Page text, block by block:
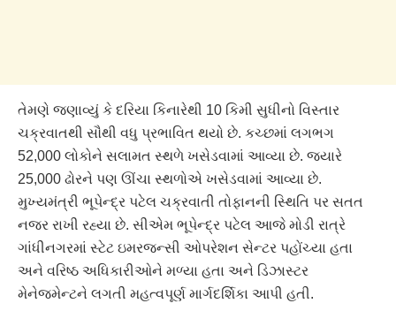
તેમણે જણાવ્યું કે દરિયા કિનારેથી 10 કિમી સુધીનો વિસ્તાર
ચક્રવાતથી સૌથી વધુ પ્રભાવિત થયો છે. કચ્છમાં લગભગ
52,000 લોકોને સલામત સ્થળે ખસેડવામાં આવ્યા છે. જ્યારે
25,000 ઢોરને પણ ઊંચા સ્થળોએ ખસેડવામાં આવ્યા છે.
મુખ્યમંત્રી ભૂપેન્દ્ર પટેલ ચક્રવાતી તોફાનની સ્થિતિ પર સતત
નજર રાખી રહ્યા છે. સીએમ ભૂપેન્દ્ર પટેલ આજે મોડી રાત્રે
ગાંધીનગરમાં સ્ટેટ ઇમરજન્સી ઓપરેશન સેન્ટર પહોંચ્યા હતા
અને વરિષ્ઠ અધિકારીઓને મળ્યા હતા અને ડિઝાસ્ટર
મેનેજમેન્ટને લગતી મહત્વપૂર્ણ માર્ગદર્શિકા આપી હતી.